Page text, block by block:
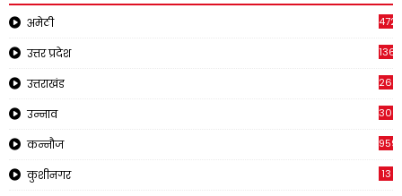
अमेठी 4721
उत्तर प्रदेश 1368
उत्तराखंड
उन्नाव 308
कन्नौज 959
कुशीनगर 13